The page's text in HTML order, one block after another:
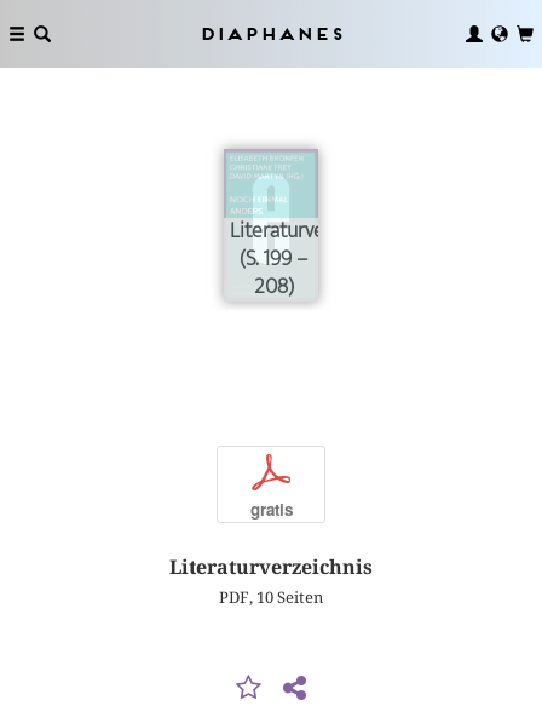
Diaphanes
Literaturverzeichnis
(S. 199 –
208)
p
gratis
Literaturverzeichnis
PDF, 10 Seiten